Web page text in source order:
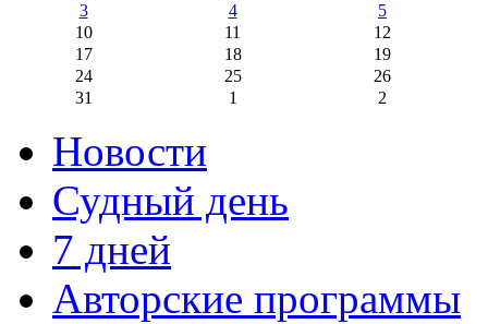
3
4
5
10
11
12
17
18
19
24
25
26
31
1 2
Новости
Судный день
7 дней
Авторские программы